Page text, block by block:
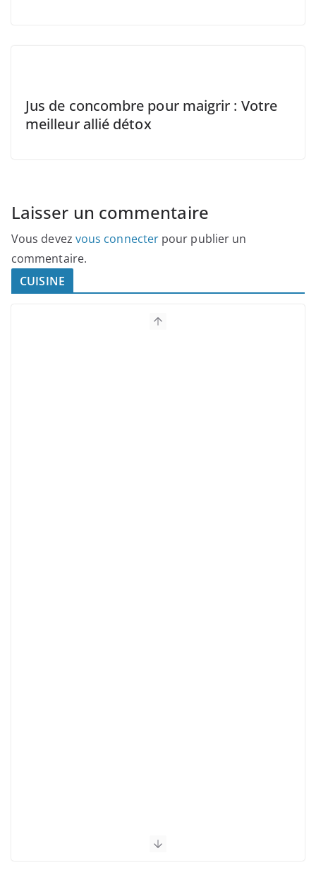
Jus de concombre pour maigrir : Votre
meilleur allié détox
Laisser un commentaire
Vous devez vous connecter pour publier un
commentaire.
CUISINE